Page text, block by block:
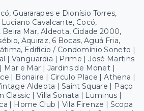
Guararapes e Dionísio Torres,
Cavalcante, Cocó,
Beira Mar, Aldeota, Cidade 2000,
Aquiraz, 6 Bocas, Aguá Fria,
Edifício / Condomínio Soneto |
| Vanguardia | Prime | José Martins
Mar e Mar | Jardins de Monet |
| Bonaire | Circulo Place | Athena |
Aldeota | Saint Square | Paço
Classic | Villa Sonata | Luminus |
| Home Club | Vila Firenze | Scopa